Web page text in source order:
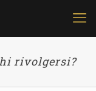
rivolgersi?